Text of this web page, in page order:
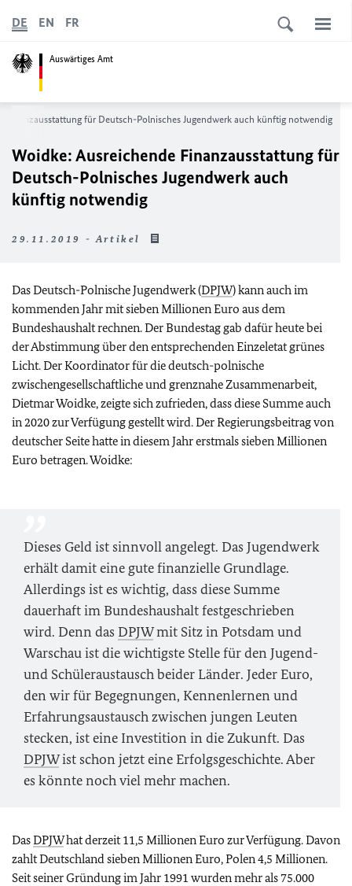
Auswärtiges Amt
DE EN FR
Finanzausstattung für Deutsch-Polnisches Jugendwerk auch künftig notwendig
Woidke: Ausreichende Finanzausstattung für
Deutsch-Polnisches Jugendwerk auch
künftig notwendig
29.11.2019 - Artikel
Das Deutsch-Polnische Jugendwerk (DPJW) kann auch im
kommenden Jahr mit sieben Millionen Euro aus dem
Bundeshaushalt rechnen. Der Bundestag gab dafür heute bei
der Abstimmung über den entsprechenden Einzeletat grünes
Licht. Der Koordinator für die deutsch-polnische
zwischengesellschaftliche und grenznahe Zusammenarbeit,
Dietmar Woidke, zeigte sich zufrieden, dass diese Summe auch
in 2020 zur Verfügung gestellt wird. Der Regierungsbeitrag von
deutscher Seite hatte in diesem Jahr erstmals sieben Millionen
Euro betragen. Woidke:
Dieses Geld ist sinnvoll angelegt. Das Jugendwerk
erhält damit eine gute finanzielle Grundlage.
Allerdings ist es wichtig, dass diese Summe
dauerhaft im Bundeshaushalt festgeschrieben
wird. Denn das DPJWmit Sitz in Potsdam und
Warschau ist die wichtigste Stelle für den Jugend-
und Schüleraustausch beider Länder. Jeder Euro,
den wir für Begegnungen, Kennenlernen und
Erfahrungsaustausch zwischen jungen Leuten
stecken, ist eine Investition in die Zukunft. Das
DPJWist schon jetzt eine Erfolgsgeschichte. Aber
es könnte noch viel mehr machen.
DasDPJWhat derzeit 11,5 Millionen Euro zur Verfügung. Davon
zahlt Deutschland sieben Millionen Euro, Polen 4,5 Millionen.
Seit seiner Gründung im Jahr 1991 wurden mehr als 75.000